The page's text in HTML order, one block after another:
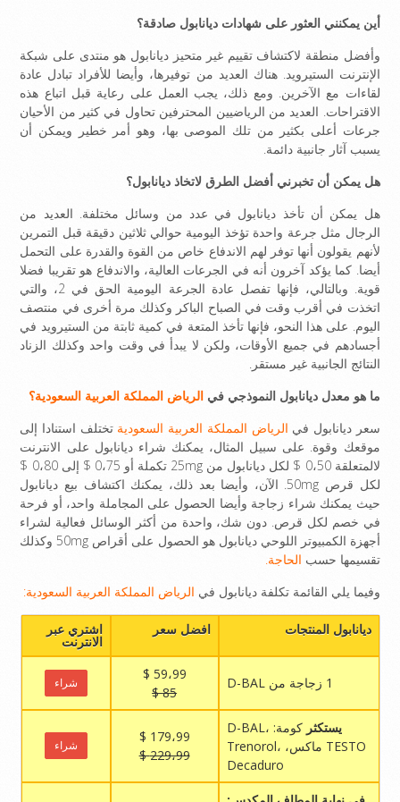
أين يمكنني العثور على شهادات ديانابول صادقة؟
وأفضل منطقة لاكتشاف تقييم غير متحيز ديانابول هو منتدى على شبكة
الإنترنت الستيرويد. هناك العديد من توفيرها، وأيضا للأفراد تبادل عادة
لقاءات مع الآخرين. ومع ذلك، يجب العمل على رعاية قبل اتباع هذه
الاقتراحات. العديد من الرياضيين المحترفين تحاول في كثير من الأحيان
جرعات أعلى بكثير من تلك الموصى بها، وهو أمر خطير ويمكن أن
يسبب آثار جانبية دائمة.
هل يمكن أن تخبرني أفضل الطرق لاتخاذ ديانابول؟
هل يمكن أن تأخذ ديانابول في عدد من وسائل مختلفة. العديد من
الرجال مثل جرعة واحدة تؤخذ اليومية حوالي ثلاثين دقيقة قبل التمرين
لأنهم يقولون أنها توفر لهم الاندفاع خاص من القوة والقدرة على التحمل
أيضا. كما يؤكد آخرون أنه في الجرعات العالية، والاندفاع هو تقريبا فضلا
قوية. وبالتالي، فإنها تفصل عادة الجرعة اليومية الحق في 2، والتي
اتخذت في أقرب وقت في الصباح الباكر وكذلك مرة أخرى في منتصف
اليوم. على هذا النحو، فإنها تأخذ المتعة في كمية ثابتة من الستيرويد في
أجسادهم في جميع الأوقات، ولكن لا يبدأ في وقت واحد وكذلك الزناد
النتائج الجانبية غير مستقر.
ما هو معدل ديانابول النموذجي فيالرياض المملكة العربية السعودية؟
سعر ديانابول في الرياض المملكة العربية السعودية تختلف استنادا إلى
موقعك وقوة. على سبيل المثال، يمكنك شراء ديانابول على الانترنت
لالمتعلقة 0،50 $ لكل ديانابول من 25mg تكملة أو 0،75 $ إلى 0،80 $
لكل قرص 50mg. الآن، وأيضا بعد ذلك، يمكنك اكتشاف بيع ديانابول
حيث يمكنك شراء زجاجة وأيضا الحصول على المجاملة واحد، أو فرحة
في خصم لكل قرص. دون شك، واحدة من أكثر الوسائل فعالية لشراء
أجهزة الكمبيوتر اللوحي ديانابول هو الحصول على أقراص 50mg وكذلك
تقسيمها حسب الحاجة.
وفيما يلي القائمة تكلفة ديانابول في الرياض المملكة العربية السعودية:
ديانابول المنتجات افضل سعر اشتري عبر
الانترنت
1 زجاجة من D-BAL
59،99 $
85 $
شراء
يستكثر
كومة: D-BAL،
TESTO ماكس، Trenorol،
Decaduro
179،99 $
229،99 $
شراء